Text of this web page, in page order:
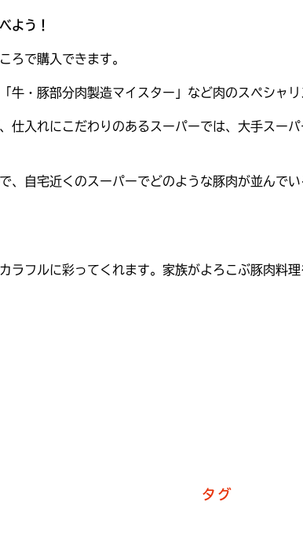
よう！
ろで購入できます。
牛・豚部分肉製造マイスター」など肉のスペシャ
仕入れにこだわりのあるスーパーでは、大手スー
、自宅近くのスーパーでどのような豚肉が並んで
ラフルに彩ってくれます。家族がよろこぶ豚肉料理
タグ